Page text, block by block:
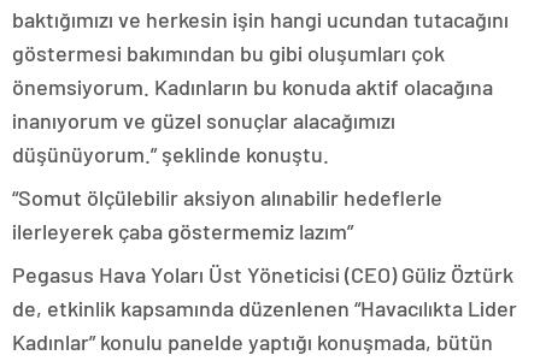
baktığımızı ve herkesin işin hangi ucundan tutacağını
göstermesi bakımından bu gibi oluşumları çok
önemsiyorum. Kadınların bu konuda aktif olacağına
inanıyorum ve güzel sonuçlar alacağımızı
düşünüyorum.” şeklinde konuştu.
“Somut ölçülebilir aksiyon alınabilir hedeflerle
ilerleyerek çaba göstermemiz lazım”
Pegasus Hava Yoları Üst Yöneticisi (CEO) Güliz Öztürk
de, etkinlik kapsamında düzenlenen “Havacılıkta Lider
Kadınlar” konulu panelde yaptığı konuşmada, bütün